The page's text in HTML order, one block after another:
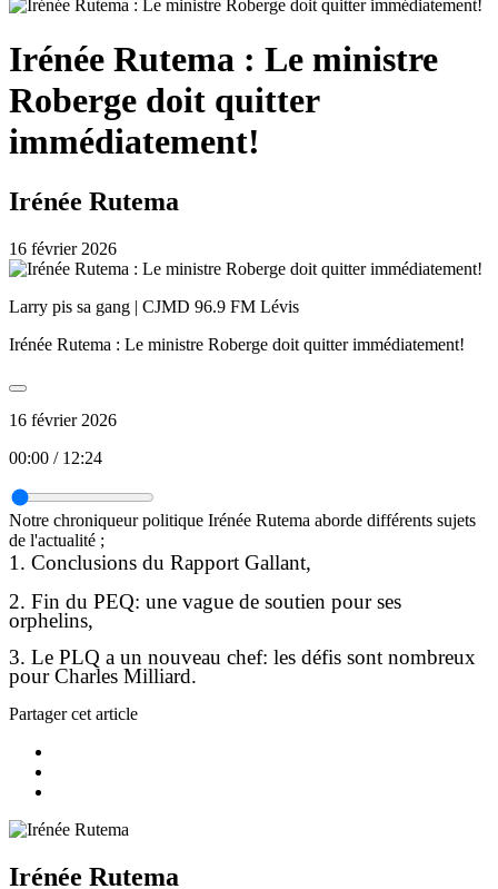
Irénée Rutema : Le ministre
Roberge doit quitter
immédiatement!
Irénée Rutema
16 février 2026
Larry pis sa gang | CJMD 96.9 FM Lévis
Irénée Rutema : Le ministre Roberge doit quitter immédiatement!
16 février 2026
00:00 / 12:24
Notre chroniqueur politique Irénée Rutema aborde différents sujets
de l'actualité ;
1. Conclusions du Rapport Gallant,
2. Fin du PEQ: une vague de soutien pour ses
orphelins,
3. Le PLQ a un nouveau chef: les défis sont nombreux
pour Charles Milliard.
Partager cet article
Irénée Rutema